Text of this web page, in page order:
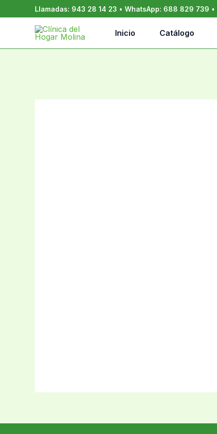
al
contenido
Llamadas: 943 28 14 23 • WhatsApp: 688 829 739 •
Inicio Catálogo